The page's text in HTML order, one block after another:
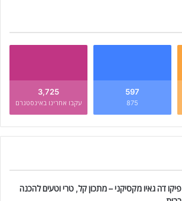
597
875
3,725
עקבו אחרינו באינסטגרם
פיקו דה גאיו מקסיקני – מתכון קל, טרי וטעים להכנה